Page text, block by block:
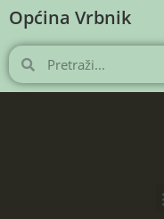
Općina Vrbnik